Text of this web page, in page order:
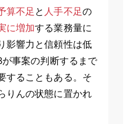
算不足 と 人手不足の
に増加する業務量に
影響力と信頼性は低
事案の判断するまで
することもある。そ
りんの状態に置かれ